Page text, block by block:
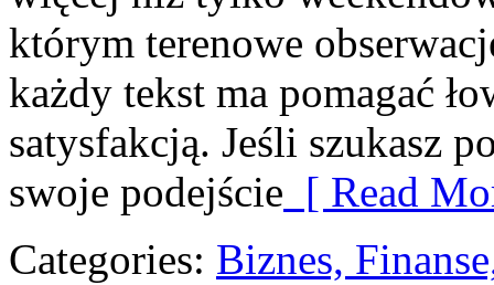
którym terenowe
każdy tekst ma pomagać
satysfakcją. Jeśli szukasz
swoje podejście [ Read
Categories: Biznes,